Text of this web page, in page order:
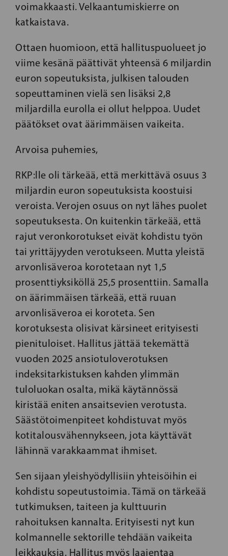
voimakkaasti. Velkaantumiskierre on
katkaistava.
Ottaen huomioon, että hallituspuolueet jo
viime kesänä päättivät yhteensä 6 miljardin
euron sopeutuksista, julkisen talouden
sopeuttaminen vielä sen lisäksi 2,8
miljardilla eurolla ei ollut helppoa. Uudet
päätökset ovat äärimmäisen vaikeita.
Arvoisa puhemies,
RKP:lle oli tärkeää, että merkittävä osuus 3
miljardin euron sopeutuksista koostuisi
veroista. Verojen osuus on nyt lähes puolet
sopeutuksesta. On kuitenkin tärkeää, että
rajut veronkorotukset eivät kohdistu työn
tai yrittäjyyden verotukseen. Mutta yleistä
arvonlisäveroa korotetaan nyt 1,5
prosenttiyksiköllä 25,5 prosenttiin. Samalla
on äärimmäisen tärkeää, että ruuan
arvonlisäveroa ei koroteta. Sen
korotuksesta olisivat kärsineet erityisesti
pienituloiset. Hallitus jättää tekemättä
vuoden 2025 ansiotuloverotuksen
indeksitarkistuksen kahden ylimmän
tuloluokan osalta, mikä käytännössä
kiristää eniten ansaitsevien verotusta.
Säästötoimenpiteet kohdistuvat myös
kotitalousvähennykseen, jota käyttävät
lähinnä varakkaammat ihmiset.
Sen sijaan yleishyödyllisiin yhteisöihin ei
kohdistu sopeutustoimia. Tämä on tärkeää
tutkimuksen, taiteen ja kulttuurin
rahoituksen kannalta. Erityisesti nyt kun
kolmannelle sektorille tehdään vaikeita
leikkauksia. Hallitus myös laajentaa